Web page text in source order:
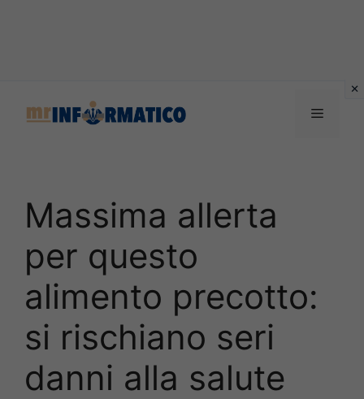
Menu
Massima allerta
per questo
alimento precotto:
si rischiano seri
danni alla salute